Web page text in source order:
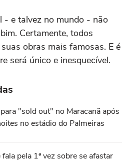
- e talvez no mundo - não
Certamente, todos
obras mais famosas. E é
será único e inesquecível.
"sold out" no Maracanã após
no estádio do Palmeiras
pela 1ª vez sobre se afastar